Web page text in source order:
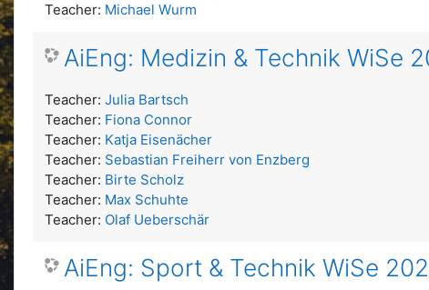
Teacher: Michael Wurm
AiEng: Medizin & Technik WiSe
Teacher: Julia Bartsch
Teacher: Fiona Connor
Teacher: Katja Eisenächer
Teacher: Sebastian Freiherr von Enzberg
Teacher: Birte Scholz
Teacher: Max Schuhte
Teacher: Olaf Ueberschär
AiEng: Sport & Technik WiSe